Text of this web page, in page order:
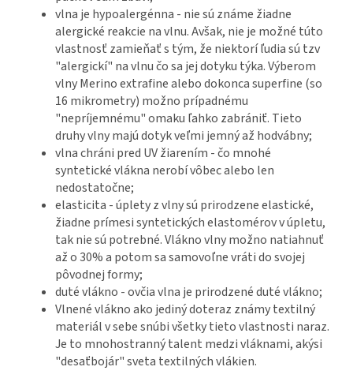
vlna je hypoalergénna - nie sú známe žiadne
alergické reakcie na vlnu. Avšak, nie je možné túto
vlastnosť zamieňať s tým, že niektorí ľudia sú tzv
"alergickí" na vlnu čo sa jej dotyku týka. Výberom
vlny Merino extrafine alebo dokonca superfine (so
16 mikrometry) možno prípadnému
"nepríjemnému" omaku ľahko zabrániť. Tieto
druhy vlny majú dotyk veľmi jemný až hodvábny;
vlna chráni pred UV žiarením - čo mnohé
syntetické vlákna nerobí vôbec alebo len
nedostatočne;
elasticita - úplety z vlny sú prirodzene elastické,
žiadne prímesi syntetických elastomérov v úpletu,
tak nie sú potrebné. Vlákno vlny možno natiahnuť
až o 30% a potom sa samovoľne vráti do svojej
pôvodnej formy;
duté vlákno - ovčia vlna je prirodzené duté vlákno;
Vlnené vlákno ako jediný doteraz známy textilný
materiál v sebe snúbi všetky tieto vlastnosti naraz.
Je to mnohostranný talent medzi vláknami, akýsi
"desaťbojár" sveta textilných vlákien.